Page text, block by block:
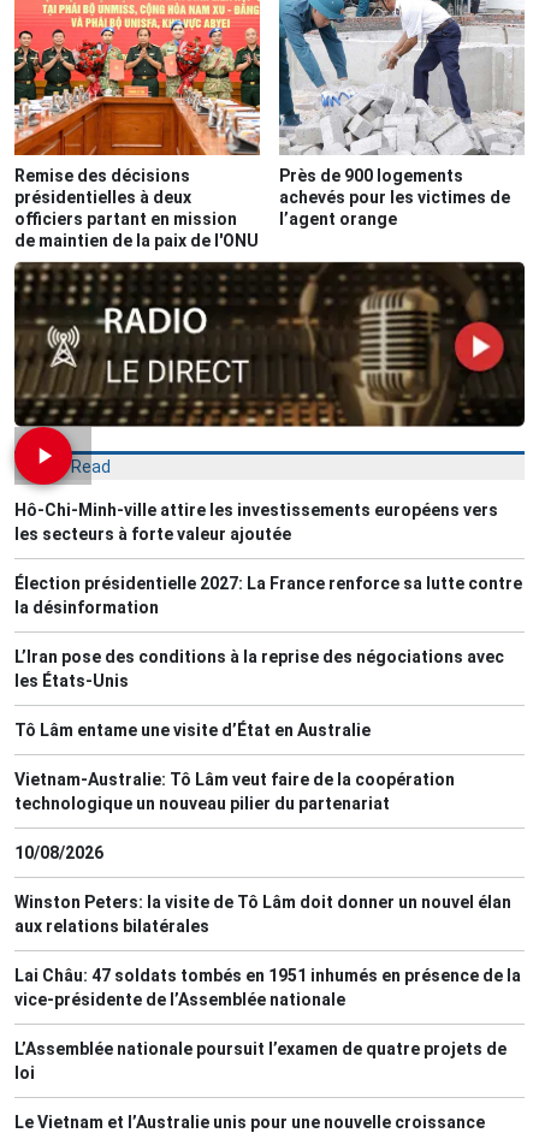
Remise des décisions
présidentielles à deux
officiers partant en mission
de maintien de la paix de l'ONU
Près de 900 logements
achevés pour les victimes de
l’agent orange
Most Read
Hô-Chi-Minh-ville attire les investissements européens vers
les secteurs à forte valeur ajoutée
Élection présidentielle 2027: La France renforce sa lutte contre
la désinformation
L’Iran pose des conditions à la reprise des négociations avec
les États-Unis
Tô Lâm entame une visite d’État en Australie
Vietnam-Australie: Tô Lâm veut faire de la coopération
technologique un nouveau pilier du partenariat
10/08/2026
Winston Peters: la visite de Tô Lâm doit donner un nouvel élan
aux relations bilatérales
Lai Châu: 47 soldats tombés en 1951 inhumés en présence de la
vice-présidente de l’Assemblée nationale
L’Assemblée nationale poursuit l’examen de quatre projets de
loi
Le Vietnam et l’Australie unis pour une nouvelle croissance